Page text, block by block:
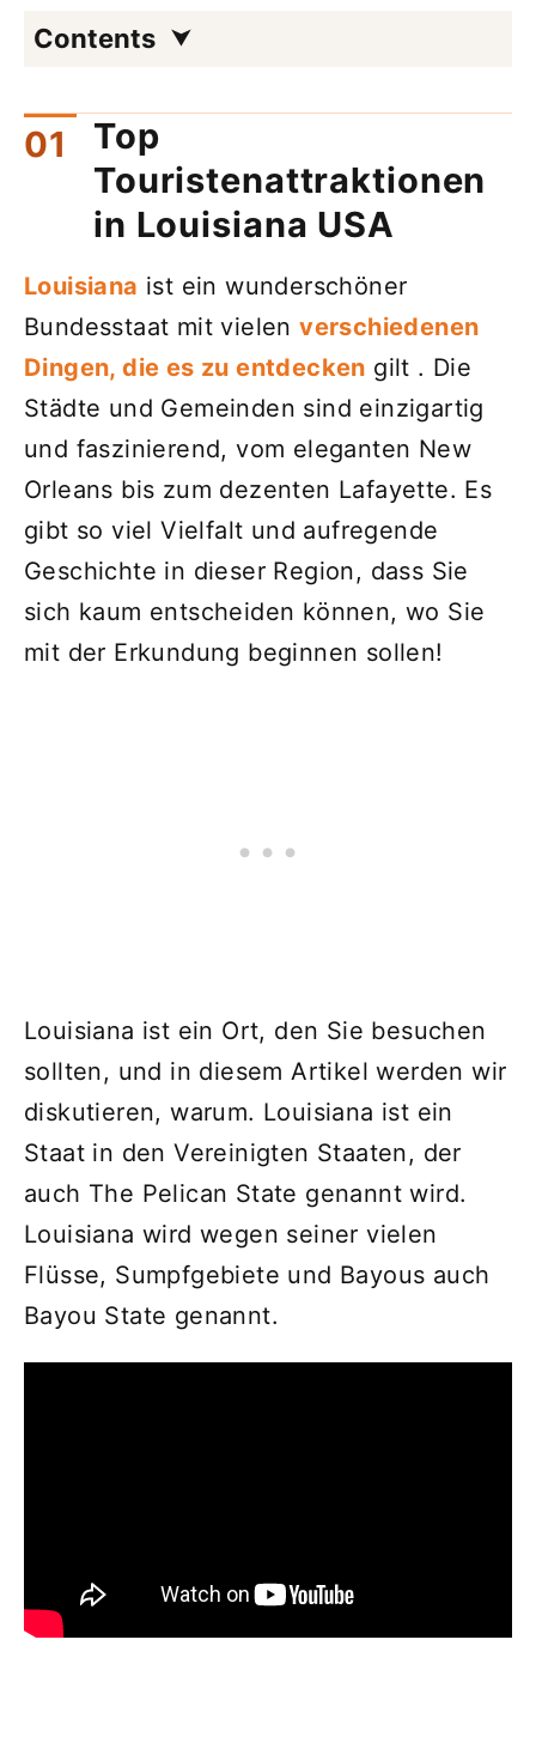
Contents
Top
Touristenattraktionen
in Louisiana USA
Louisiana ist ein wunderschöner
Bundesstaat mit vielenverschiedenen
Dingen, die es zu entdecken gilt . Die
Städte und Gemeinden sind einzigartig
und faszinierend, vom eleganten New
Orleans bis zum dezenten Lafayette. Es
gibt so viel Vielfalt und aufregende
Geschichte in dieser Region, dass Sie
sich kaum entscheiden können, wo Sie
mit der Erkundung beginnen sollen!
Louisiana ist ein Ort, den Sie besuchen
sollten, und in diesem Artikel werden wir
diskutieren, warum. Louisiana ist ein
Staat in den Vereinigten Staaten, der
auch The Pelican State genannt wird.
Louisiana wird wegen seiner vielen
Flüsse, Sumpfgebiete und Bayous auch
Bayou State genannt.